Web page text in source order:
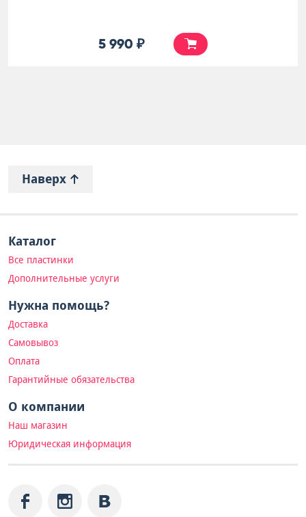
5 990 ₽
Наверх
Каталог
Все пластинки
Дополнительные услуги
Нужна помощь?
Доставка
Самовывоз
Оплата
Гарантийные обязательства
О компании
Наш магазин
Юридическая информация